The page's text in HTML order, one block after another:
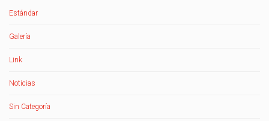
Estándar
Galería
Link
Noticias
Sin Categoría